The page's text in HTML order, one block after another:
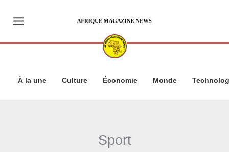
contenu
À la une Culture Économie Monde
Sport